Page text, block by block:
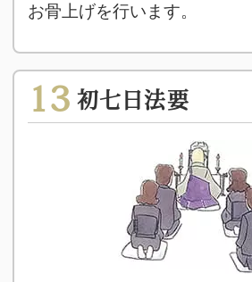
お骨上げを行います。
13 初七日法要